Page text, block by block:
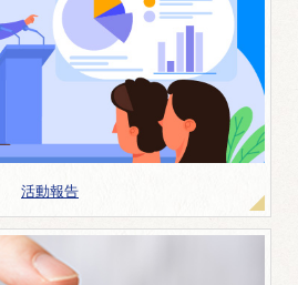
活動報告